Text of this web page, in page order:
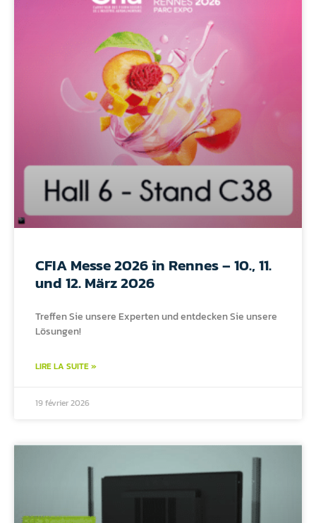
CFIA Messe 2026 in Rennes – 10., 11.
und 12. März 2026
Treffen Sie unsere Experten und entdecken Sie unsere
Lösungen!
LIRE LA SUITE »
19 février 2026